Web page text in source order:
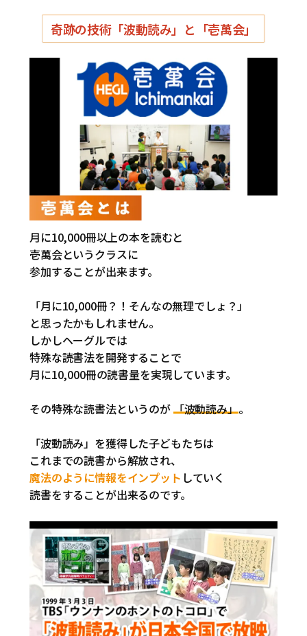
奇跡の技術「波動読み」と「壱萬会」
月に10,000冊以上の本を読むと
壱萬会というクラスに
参加することが出来ます。
「月に10,000冊？！そんなの無理でしょ？」
と思ったかもしれません。
しかしヘーグルでは
特殊な読書法を開発することで
月に10,000冊の読書量を実現しています。
その特殊な読書法というのが「波動読み」。
「波動読み」を獲得した子どもたちは
これまでの読書から解放され、
魔法のように情報をインプット していく
読書をすることが出来るのです。